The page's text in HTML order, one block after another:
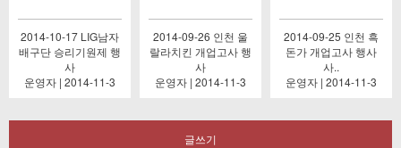
2014-10-17 LIG남자
배구단 승리기원제 행
사
운영자 | 2014-11-3
2014-09-26 인천 울
랄라치킨 개업고사 행
사
운영자 | 2014-11-3
2014-09-25 인천 흑
돈가 개업고사 행사
사..
운영자 | 2014-11-3
글쓰기